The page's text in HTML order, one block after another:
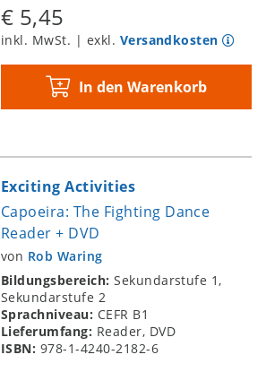
€ 5,45
inkl. MwSt. | exkl. Versandkosten
In den Warenkorb
Exciting Activities
Capoeira: The Fighting Dance
Reader + DVD
von Rob Waring
Bildungsbereich:Sekundarstufe 1,
Sekundarstufe 2
Sprachniveau: CEFR B1
Lieferumfang: Reader, DVD
ISBN: 978-1-4240-2182-6